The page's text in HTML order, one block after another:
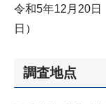
令和5年12月20日
日）
調査地点